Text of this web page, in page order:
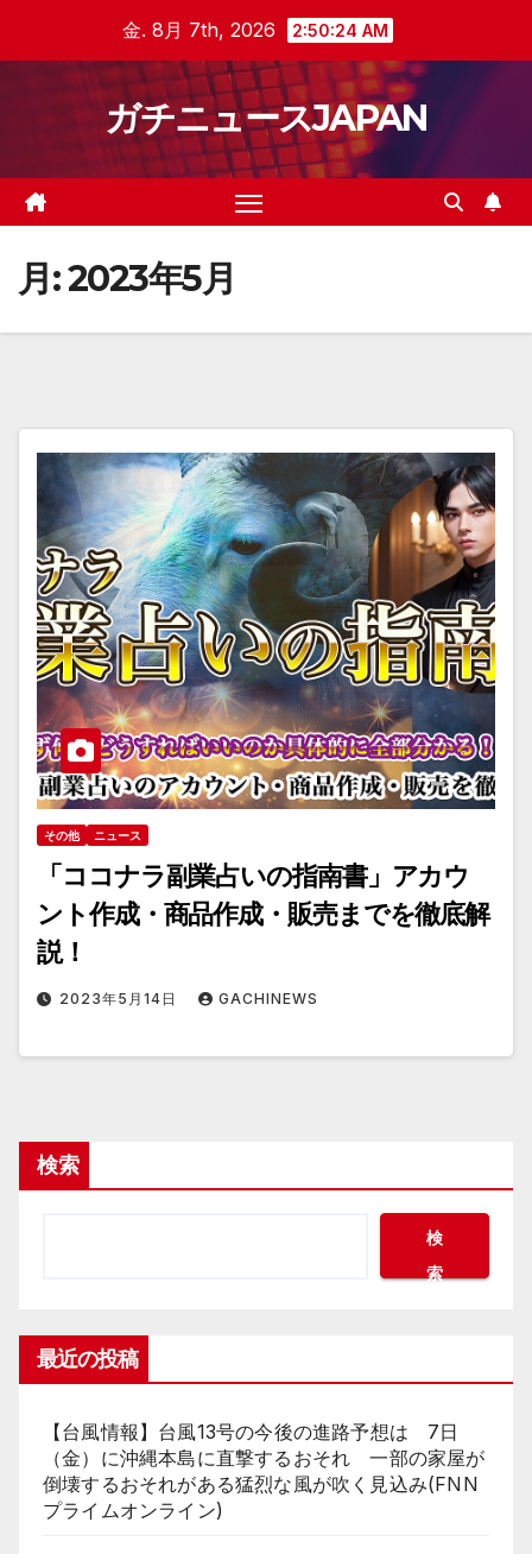
金. 8月 7th, 2026 2:50:25 AM
ガチニュースJAPAN
月:2023年5月
その他 ニュース
「ココナラ副業占いの指南書」アカウ
ント作成・商品作成・販売までを徹底解
説！
2023年5月14日 GACHINEWS
検索
検
索
最近の投稿
【台風情報】台風13号の今後の進路予想は 7日
（金）に沖縄本島に直撃するおそれ 一部の家屋が
倒壊するおそれがある猛烈な風が吹く見込み(FNN
プライムオンライン)